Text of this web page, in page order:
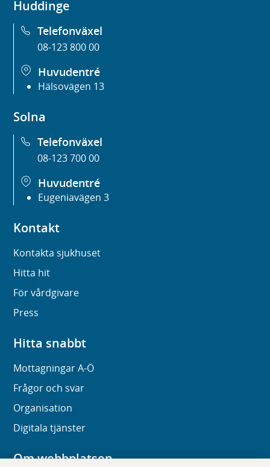
Huddinge
Telefonväxel
08-123 800 00
Huvudentré
Hälsovägen 13
Solna
Telefonväxel
08-123 700 00
Huvudentré
Eugeniavägen 3
Kontakt
Kontakta sjukhuset
Hitta hit
För vårdgivare
Press
Hitta snabbt
Mottagningar A-Ö
Frågor och svar
Organisation
Digitala tjänster
Om webbplatsen